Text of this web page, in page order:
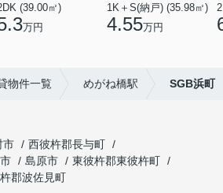
(39.00㎡)
万円
1K＋S(納戸) (35.98㎡)
4.55万円
物件一覧 めがね橋駅 SGB浜町
市
西彼杵郡長与町
島原市
東彼杵郡東彼杵町
郡波佐見町